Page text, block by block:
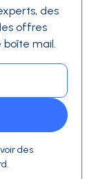
des
offres
mail.
des